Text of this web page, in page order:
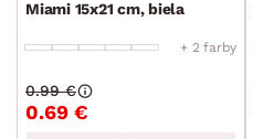
Miami 15x21 cm, biela
+ 2 farby
0.69 €
0.99 €